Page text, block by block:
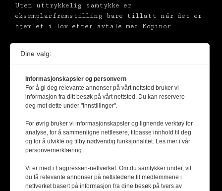
Uten uttrykkelig samtykke er
eksemplarfremstilling bare tillatt når det er
hjemlet i lov etter avtale med Kopinor
Dine valg:
Informasjonskapsler og personvern
For å gi deg relevante annonser på vårt nettsted bruker vi
informasjon fra ditt besøk på vårt nettsted. Du kan reservere
deg mot dette under "Innstillinger".
For øvrig bruker vi informasjonskapsler og lignende verktøy for
analyse, for å sammenligne nettlesere, tilpasse innhold til deg
og for å utvikle og tilby nødvendig funksjonalitet. Les mer i vår
personvernerklæring.
Vi er med i Fagpressen-nettverket. Om du samtykker under, vil
du få relevante annonser på nettstedene til medlemmene i
nettverket basert på informasjon fra dine besøk på tvers av